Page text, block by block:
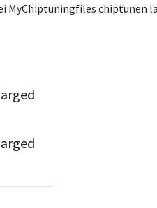
MyChiptuningfiles chiptunen